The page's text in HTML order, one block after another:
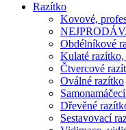
Razítko
Kovové,
Obdélníkové
Kulaté
Čtvercové
Oválné razítko
Dřevěné
Sestavovací